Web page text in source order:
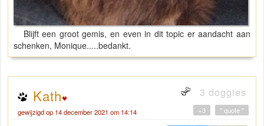
Blijft een groot gemis, en even in dit topic er aandacht aan
schenken, Monique.....bedankt.
Kath 3 doggies
gewijzigd op 14 december 2021 om 14:14 " quote "
+3